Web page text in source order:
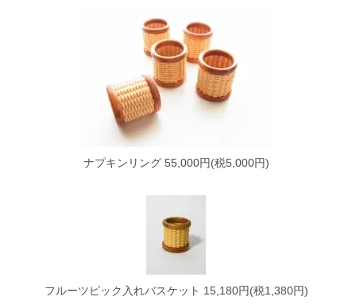
ナプキンリング55,000円(税5,000円)
フルーツピック入れバスケット 15,180円(税1,380円)